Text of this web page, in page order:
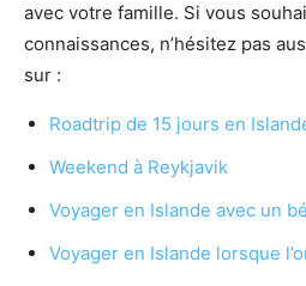
avec votre famille. Si vous
connaissances, n’hésitez pas
sur :
Roadtrip de 15 jours en
Weekend à Reykjavik
Voyager en Islande avec un
Voyager en Islande lorsque